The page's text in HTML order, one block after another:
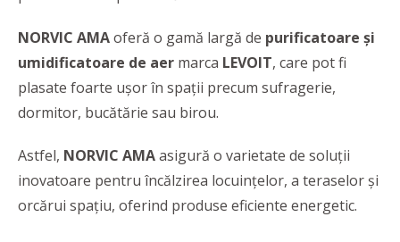
NORVIC AMAoferă o gamă largă de purificatoare și
umidificatoare de aer marca LEVOIT, care pot fi
plasate foarte ușor în spații precum sufragerie,
dormitor, bucătărie sau birou.
Astfel, NORVIC AMAasigură o varietate de soluţii
inovatoare pentru încălzirea locuinţelor, a teraselor şi
orcărui spaţiu, oferind produse eficiente energetic.